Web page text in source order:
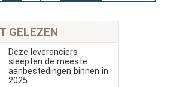
GELEZEN
Deze leveranciers
sleepten de meeste
aanbestedingen binnen in
2025